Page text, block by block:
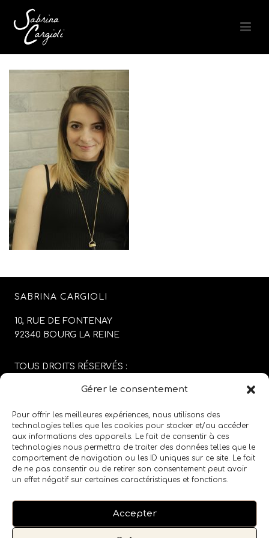
Gérer le consentement
Pour offrir les meilleures expériences, nous utilisons des
technologies telles que les cookies pour stocker et/ou accéder
aux informations des appareils. Le fait de consentir à ces
technologies nous permettra de traiter des données telles que le
comportement de navigation ou les ID uniques sur ce site. Le fait
de ne pas consentir ou de retirer son consentement peut avoir
un effet négatif sur certaines caractéristiques et fonctions.
Accepter
SABRINA CARGIOLI
10, RUE DE FONTENAY
92340 BOURG LA REINE
TOUS DROITS RÉSERVÉS :
CONCEPTION DU SITE :
MENTIONS LÉGALES/CGV
SUIVEZ LE SALON SUR LES RÉSEAUX SOCIAUX